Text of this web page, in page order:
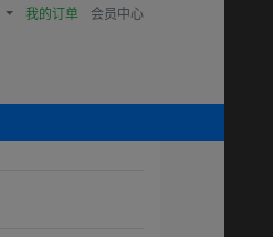
我的订单 会员中心